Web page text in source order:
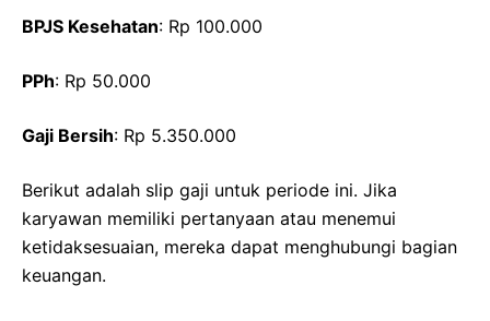
BPJS Kesehatan: Rp 100.000
PPh: Rp 50.000
Gaji Bersih: Rp 5.350.000
Berikut adalah slip gaji untuk periode ini. Jika
karyawan memiliki pertanyaan atau menemui
ketidaksesuaian, mereka dapat menghubungi bagian
keuangan.